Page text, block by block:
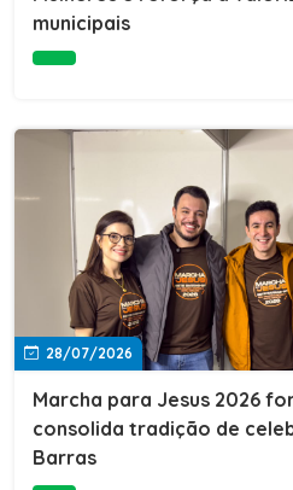
Cultura, Esporte e Lazer, Paulo
compromisso da nossa gestão
oferecendo a jovens e adultos
concluir seus estudos e
Cada certificado entregue
determinação e a certeza de
é investir no desenvolvimento
Prefeitura de Sete Barras
parceiro fundamental na
Educação de Jovens e
equipe da Secretaria Municipal
os profissionais que
importante projeto voltasse a
municipais
28/07/2026
Marcha para Jesus 2026
consolida tradição de
Barras